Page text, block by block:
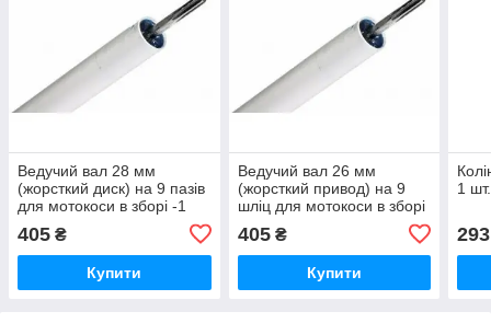
Ведучий вал 28 мм
(жорсткий диск) на 9 пазів
для мотокоси в зборі -1
405 ₴
Купити
Ведучий вал 26 мм
(жорсткий привод) на 9
шліц для мотокоси в зборі
405₴
Купити
1 шт.
293